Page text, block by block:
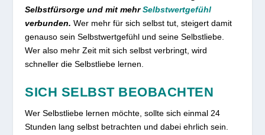
Selbstfürsorge und mit mehrSelbstwertgefühl
verbunden. Wer mehr für sich selbst tut, steigert damit
genauso sein Selbstwertgefühl und seine Selbstliebe.
Wer also mehr Zeit mit sich selbst verbringt, wird
schneller die Selbstliebe lernen.
SICH SELBST BEOBACHTEN
Wer Selbstliebe lernen möchte, sollte sich einmal 24
Stunden lang selbst betrachten und dabei ehrlich sein.